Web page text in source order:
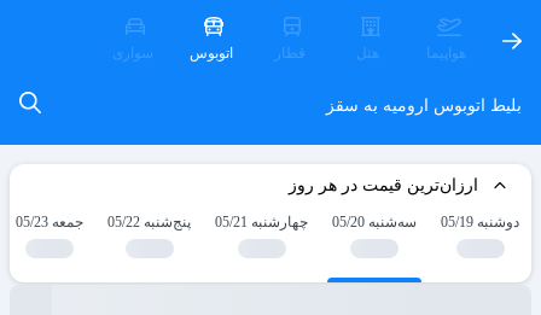
هواپیما هتل قطار اتوبوس سواری
بلیط اتوبوس ارومیه به سقز
ارزان‌ترین قیمت در هر روز
دوشنبه 05/19 سه‌شنبه 05/20 چهارشنبه 05/21 پنج‌شنبه 05/22 جمعه 05/23